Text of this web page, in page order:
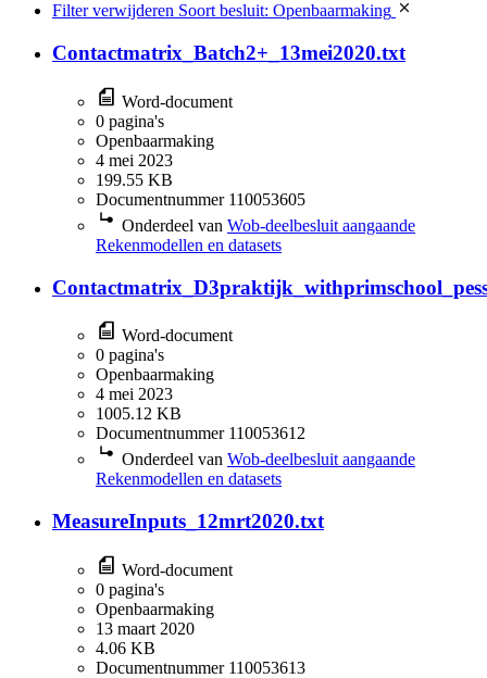
Filter verwijderen Soort besluit: Openbaarmaking
Contactmatrix_Batch2+_13mei2020.txt
Word-document
0 pagina's
Openbaarmaking
4 mei 2023
199.55 KB
Documentnummer 110053605
Onderdeel van Wob-deelbesluit aangaande
Rekenmodellen en datasets
Word-document
0 pagina's
Openbaarmaking
4 mei 2023
1005.12 KB
Documentnummer 110053612
Onderdeel van Wob-deelbesluit aangaande
Rekenmodellen en datasets
MeasureInputs_12mrt2020.txt
Word-document
0 pagina's
Openbaarmaking
13 maart 2020
4.06 KB
Documentnummer 110053613